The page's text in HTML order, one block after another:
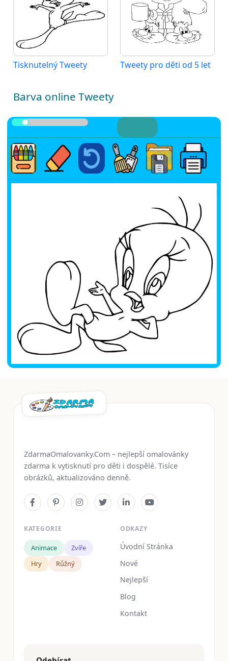
Tisknutelný Tweety Tweety pro děti od 5 let
Barva online Tweety
ZdarmaOmalovanky.Com – nejlepší omalovánky
zdarma k vytisknutí pro děti i dospělé. Tisíce
obrázků, aktualizováno denně.
KATEGORIE
Animace
Zvíře
Hry
Růžný
ODKAZY
Úvodní Stránka
Nové
Nejlepší
Blog
Kontakt